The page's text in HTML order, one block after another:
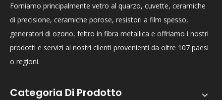
Forniamo principalmente vetro al quarzo, cuvette, ceramiche
di precisione, ceramiche porose, resistori a film spesso,
generatori di ozono, feltro in fibra metallica e offriamo i nostri
prodotti e servizi ai nostri clienti provenienti da oltre 107 paesi
o regioni.
Categoria Di Prodotto